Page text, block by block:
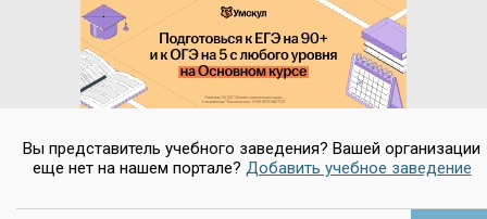
Вы представитель учебного заведения? Вашей организации
еще нет на нашем портале? Добавить учебное заведение